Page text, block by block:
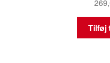
Tilføj